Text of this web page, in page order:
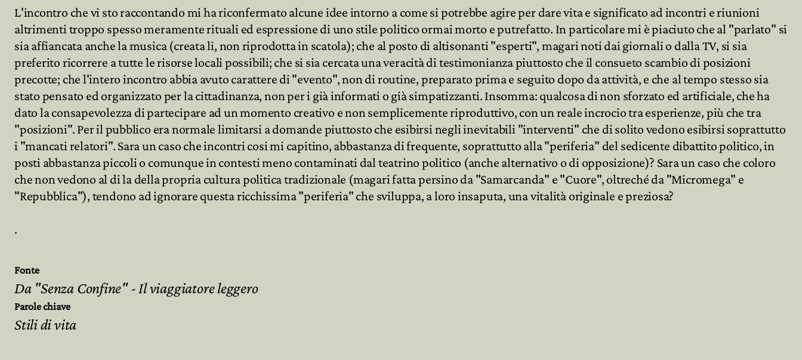
L'incontro che vi sto raccontando mi ha riconfermato alcune idee intorno a come si potrebbe agire per dare vita e significato ad incontri e riunioni
altrimenti troppo spesso meramente rituali ed espressione di uno stile politico ormai morto e putrefatto. In particolare mi è piaciuto che al "parlato" si
sia affiancata anche la musica (creata li, non riprodotta in scatola); che al posto di altisonanti "esperti", magari noti dai giornali o dalla TV, si sia
preferito ricorrere a tutte le risorse locali possibili; che si sia cercata una veracità di testimonianza piuttosto che il consueto scambio di posizioni
precotte; che l'intero incontro abbia avuto carattere di "evento", non di routine, preparato prima e seguito dopo da attività, e che al tempo stesso sia
stato pensato ed organizzato per la cittadinanza, non per i già informati o già simpatizzanti. Insomma: qualcosa di non sforzato ed artificiale, che ha
dato la consapevolezza di partecipare ad un momento creativo e non semplicemente riproduttivo, con un reale incrocio tra esperienze, più che tra
"posizioni". Per il pubblico era normale limitarsi a domande piuttosto che esibirsi negli inevitabili "interventi" che di solito vedono esibirsi soprattutto
i "mancati relatori". Sara un caso che incontri cosi mi capitino, abbastanza di frequente, soprattutto alla "periferia" del sedicente dibattito politico, in
posti abbastanza piccoli o comunque in contesti meno contaminati dal teatrino politico (anche alternativo o di opposizione)? Sara un caso che coloro
che non vedono al di la della propria cultura politica tradizionale (magari fatta persino da "Samarcanda" e "Cuore", oltreché da "Micromega" e
"Repubblica"), tendono ad ignorare questa ricchissima "periferia" che sviluppa, a loro insaputa, una vitalità originale e preziosa?
.
Fonte
Da "Senza Confine" - Il viaggiatore leggero
Parole chiave
Stili di vita